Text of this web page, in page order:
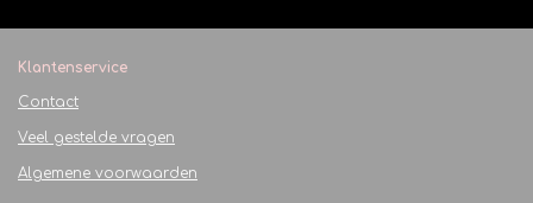
Klantenservice
Contact
Veel gestelde vragen
Algemene voorwaarden